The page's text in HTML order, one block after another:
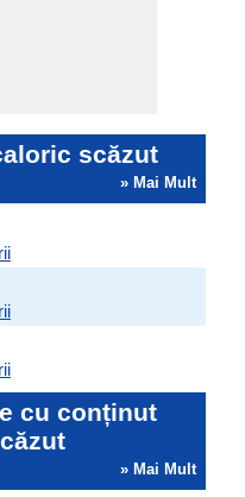
scăzut
» Mai Mult
cu conținut
» Mai Mult